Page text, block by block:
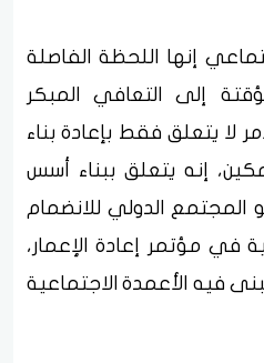
إنها اللحظة الفاصلة
إلى التعافي المبكر
لا يتعلق فقط بإعادة بناء
إنه يتعلق ببناء أسس
المجتمع الدولي للانضمام
في مؤتمر إعادة الإعمار،
فيه الأعمدة الاجتماعية